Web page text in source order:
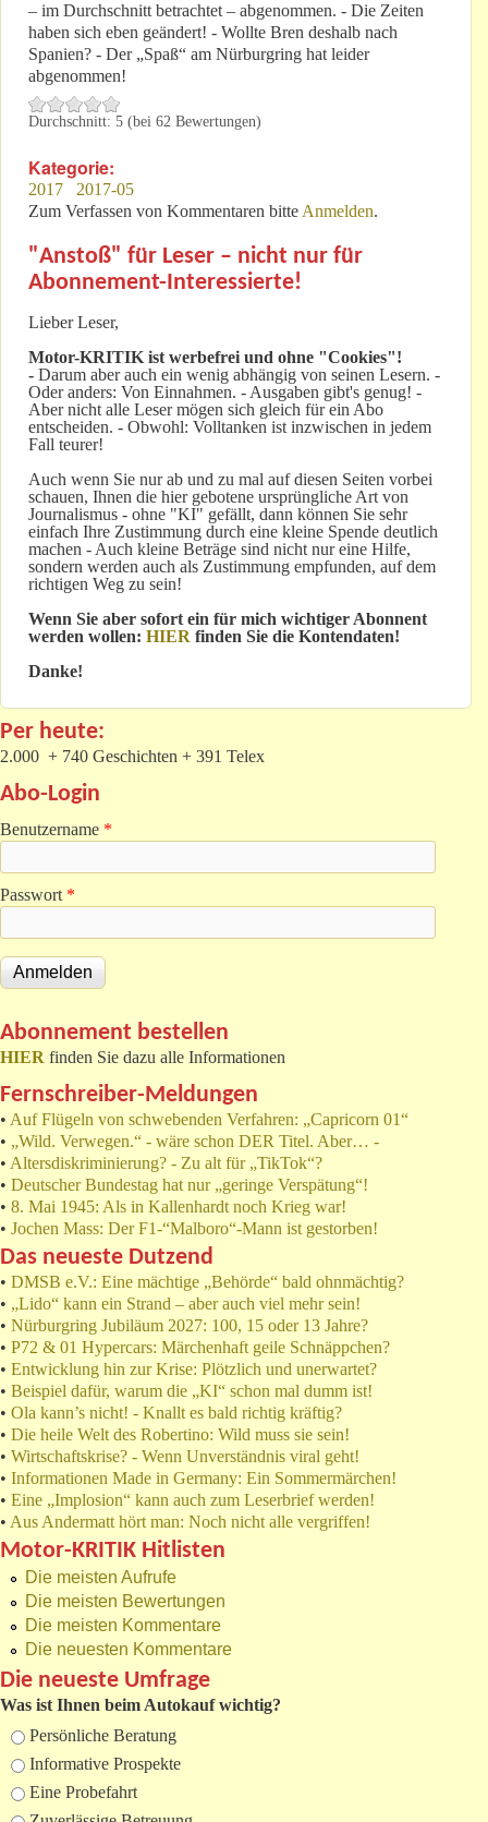
– im Durchschnitt betrachtet – abgenommen. - Die Zeiten
haben sich eben geändert! - Wollte Bren deshalb nach
Spanien? - Der „Spaß“ am Nürburgring hat leider
abgenommen!
Durchschnitt: 5 (bei 62 Bewertungen)
Kategorie:
2017
2017-05
Zum Verfassen von Kommentaren bitte Anmelden.
"Anstoß" für Leser – nicht nur für
Abonnement-Interessierte!
Lieber Leser,
Motor-KRITIK ist werbefrei und ohne "Cookies"!
- Darum aber auch ein wenig abhängig von seinen Lesern. -
Oder anders: Von Einnahmen. - Ausgaben gibt's genug! -
Aber nicht alle Leser mögen sich gleich für ein Abo
entscheiden. - Obwohl: Volltanken ist inzwischen in jedem
Fall teurer!
Auch wenn Sie nur ab und zu mal auf diesen Seiten vorbei
schauen, Ihnen die hier gebotene ursprüngliche Art von
Journalismus - ohne "KI" gefällt, dann können Sie sehr
einfach Ihre Zustimmung durch eine kleine Spende deutlich
machen - Auch kleine Beträge sind nicht nur eine Hilfe,
sondern werden auch als Zustimmung empfunden, auf dem
richtigen Weg zu sein!
Wenn Sie aber sofort ein für mich wichtiger Abonnent
werden wollen: HIER finden Sie die Kontendaten!
Danke!
Per heute:
2.000 + 740 Geschichten + 391 Telex
Abo-Login
Benutzername *
Passwort *
Abonnement bestellen
HIER finden Sie dazu alle Informationen
Fernschreiber-Meldungen
• Auf Flügeln von schwebenden Verfahren: „Capricorn 01“
• „Wild. Verwegen.“ - wäre schon DER Titel. Aber… -
• Altersdiskriminierung? - Zu alt für „TikTok“?
• Deutscher Bundestag hat nur „geringe Verspätung“!
• 8. Mai 1945: Als in Kallenhardt noch Krieg war!
• Jochen Mass: Der F1-“Malboro“-Mann ist gestorben!
Das neueste Dutzend
• DMSB e.V.: Eine mächtige „Behörde“ bald ohnmächtig?
• „Lido“ kann ein Strand – aber auch viel mehr sein!
• Nürburgring Jubiläum 2027: 100, 15 oder 13 Jahre?
• P72 & 01 Hypercars: Märchenhaft geile Schnäppchen?
• Entwicklung hin zur Krise: Plötzlich und unerwartet?
• Beispiel dafür, warum die „KI“ schon mal dumm ist!
• Ola kann’s nicht! - Knallt es bald richtig kräftig?
• Die heile Welt des Robertino: Wild muss sie sein!
• Wirtschaftskrise? - Wenn Unverständnis viral geht!
• Informationen Made in Germany: Ein Sommermärchen!
• Eine „Implosion“ kann auch zum Leserbrief werden!
• Aus Andermatt hört man: Noch nicht alle vergriffen!
Motor-KRITIK Hitlisten
Die meisten Aufrufe
Die meisten Bewertungen
Die meisten Kommentare
Die neuesten Kommentare
Die neueste Umfrage
Was ist Ihnen beim Autokauf wichtig?
Auswahlmöglichkeiten
Persönliche Beratung
Informative Prospekte
Eine Probefahrt